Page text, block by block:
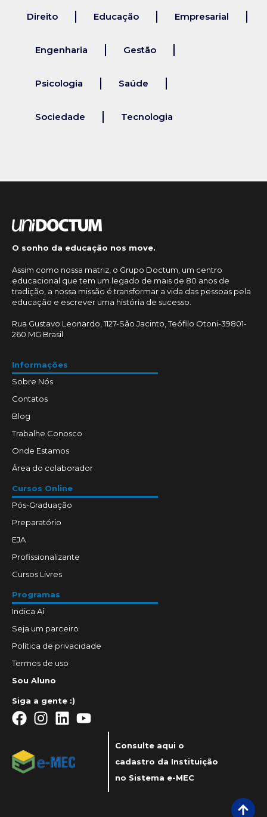
Direito Educação Empresarial
Engenharia Gestão
Psicologia Saúde
Sociedade Tecnologia
O sonho da educação nos move.
Assim como nossa matriz, o Grupo Doctum, um centro
educacional que tem um legado de mais de 80 anos de
tradição, a nossa missão é transformar a vida das pessoas pela
educação e escrever uma história de sucesso.
Rua Gustavo Leonardo, 1127-São Jacinto, Teófilo Otoni-39801-
260 MG Brasil
Informações
Sobre Nós
Contatos
Blog
Trabalhe Conosco
Onde Estamos
Área do colaborador
Cursos Online
Pós-Graduação
Preparatório
EJA
Profissionalizante
Cursos Livres
Programas
Indica Aí
Seja um parceiro
Política de privacidade
Termos de uso
Sou Aluno
Siga a gente :)
Consulte aqui o
cadastro da Instituição
no Sistema e-MEC